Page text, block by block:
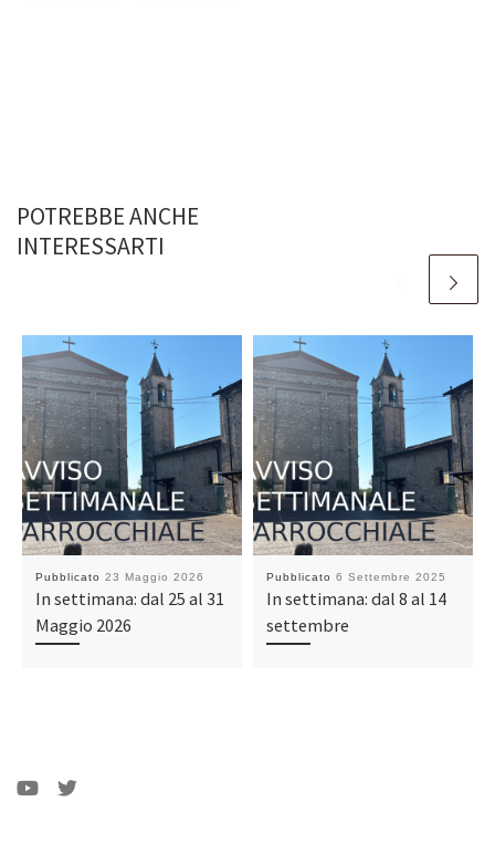
POTREBBE ANCHE
INTERESSARTI
Pubblicato 23 Maggio 2026
In settimana: dal 25 al 31
Maggio 2026
Pubblicato 6 Settembre 2025
In settimana: dal 8 al 14
settembre